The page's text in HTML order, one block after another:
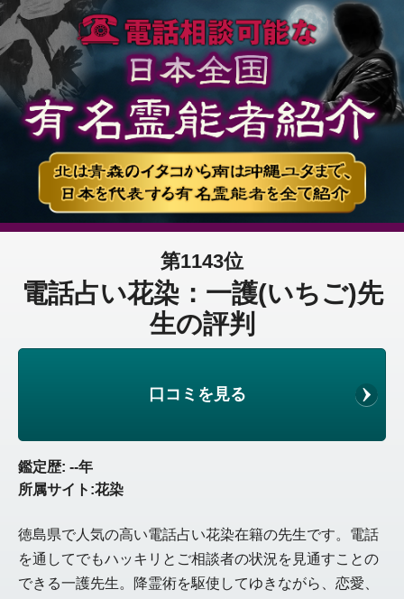
第1143位
電話占い花染：一護(いちご)先
生の評判
口コミを見る
鑑定歴: --年
所属サイト:花染
徳島県で人気の高い電話占い花染在籍の先生です。電話
を通してでもハッキリとご相談者の状況を見通すことの
できる一護先生。降霊術を駆使してゆきながら、恋愛、